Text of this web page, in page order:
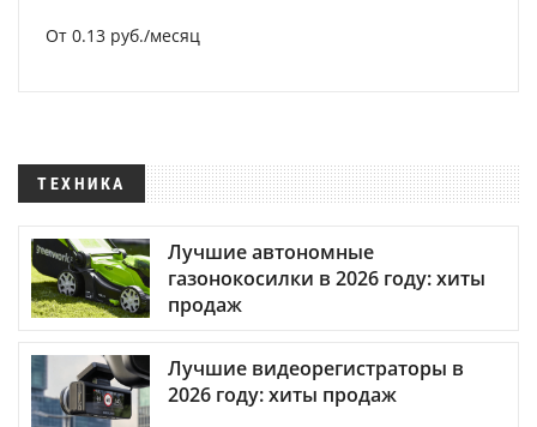
От 0.13 руб./месяц
ТЕХНИКА
Лучшие автономные
газонокосилки в 2026 году: хиты
продаж
Лучшие видеорегистраторы в
2026 году: хиты продаж